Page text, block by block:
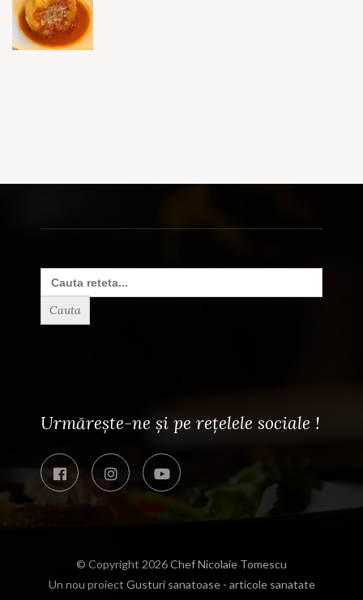
Search
for:
Urmărește-ne și pe rețelele sociale !
© Copyright 2026Chef Nicolaie Tomescu
Un nou proiect Gusturi sanatoase - articole sanatate